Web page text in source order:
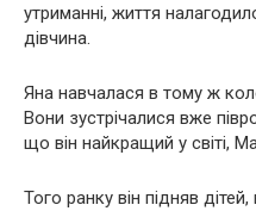
утриманні, життя
дівчина.
Яна навчалася в тому ж
Вони зустрічалися вже
що він найкращий у світі,
Того ранку він підняв